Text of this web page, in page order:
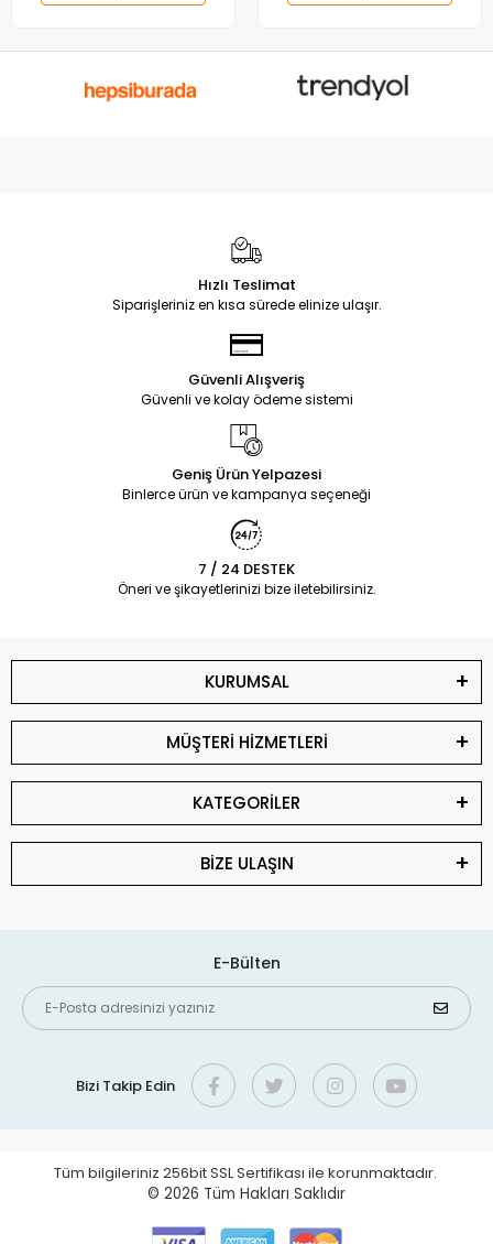
Hızlı Teslimat
Siparişleriniz en kısa sürede elinize ulaşır.
Güvenli Alışveriş
Güvenli ve kolay ödeme sistemi
Geniş Ürün Yelpazesi
Binlerce ürün ve kampanya seçeneği
7 / 24 DESTEK
Öneri ve şikayetlerinizi bize iletebilirsiniz.
KURUMSAL
MÜŞTERİ HİZMETLERİ
KATEGORİLER
BİZE ULAŞIN
E-Bülten
Bizi Takip Edin
Tüm bilgileriniz 256bit SSL Sertifikası ile korunmaktadır.
© 2026 Tüm Hakları Saklıdır